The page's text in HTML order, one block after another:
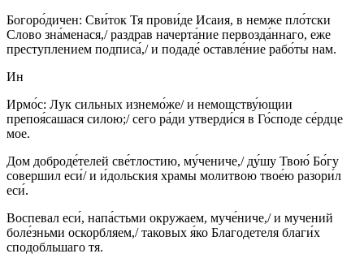
Богоро́дичен: Сви́ток Тя прови́де Исаия, в немже пло́тски
Слово зна́менася,/ раздрав начерта́ние первозда́ннаго, еже
преступлением подписа́,/ и подаде́ оставле́ние рабо́ты нам.
Ин
Ирмо́с: Лук сильных изнемо́же/ и немощству́ющии
препоя́сашася силою;/ сего ра́ди утверди́ся в Го́споде се́рдце
мое.
Дом доброде́телей све́тлостию, му́чениче,/ ду́шу Твою́ Бо́гу
совершил еси́/ и и́дольския храмы молитвою твое́ю разори́л
еси́.
Воспевал еси́, напа́стьми окружаем, муче́ниче,/ и мучений
боле́зньми оскорбляем,/ таковых я́ко Благодетеля благи́х
сподобльшаго тя.